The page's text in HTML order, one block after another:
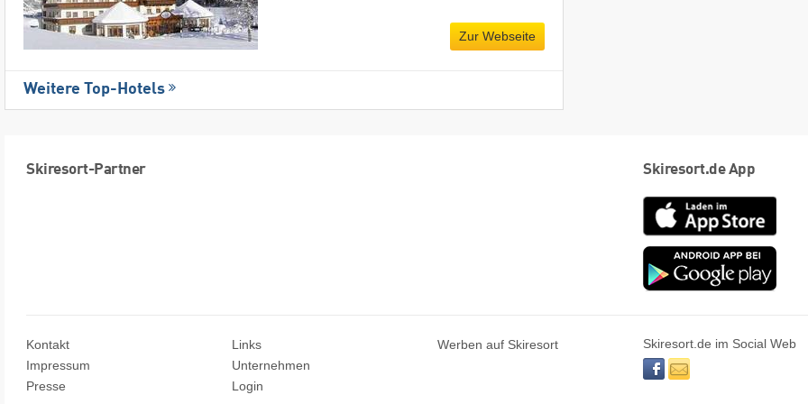
Zur Webseite
Weitere Top-Hotels
Skiresort-Partner Skiresort.de App
App
Store
Kontakt
Impressum
Presse
Links
Unternehmen
Login
Werben auf Skiresort
Skiresort.de im Social Web
facebooknewsletter